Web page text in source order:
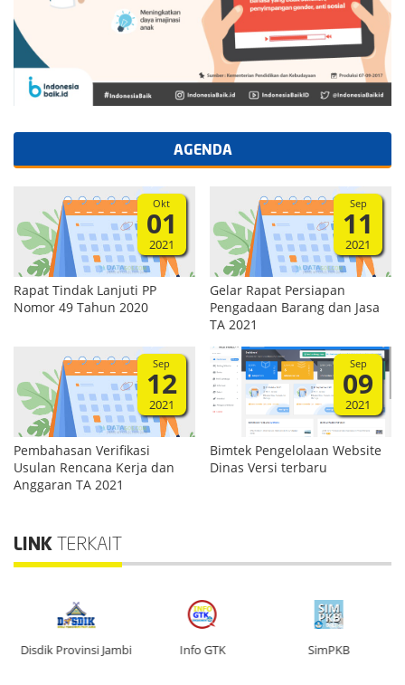
AGENDA
Okt
01
2021
Rapat Tindak Lanjuti PP
Nomor 49 Tahun 2020
Sep
11
2021
Gelar Rapat Persiapan
Pengadaan Barang dan Jasa
TA 2021
Sep
12
2021
Pembahasan Verifikasi
Usulan Rencana Kerja dan
Anggaran TA 2021
Sep
09
2021
Bimtek Pengelolaan Website
Dinas Versi terbaru
LINK TERKAIT
Disdik Provinsi Jambi Info GTK SimPKB